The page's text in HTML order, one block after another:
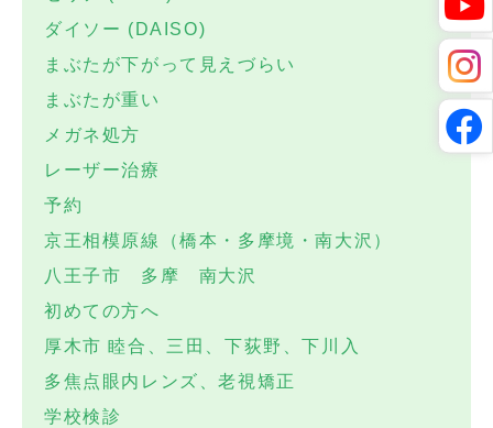
ダイソー (DAISO)
まぶたが下がって見えづらい
まぶたが重い
メガネ処方
レーザー治療
予約
京王相模原線（橋本・多摩境・南大沢）
八王子市 多摩 南大沢
初めての方へ
厚木市 睦合、三田、下荻野、下川入
多焦点眼内レンズ、老視矯正
学校検診